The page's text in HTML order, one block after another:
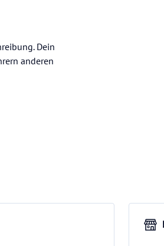
Dein
anderen